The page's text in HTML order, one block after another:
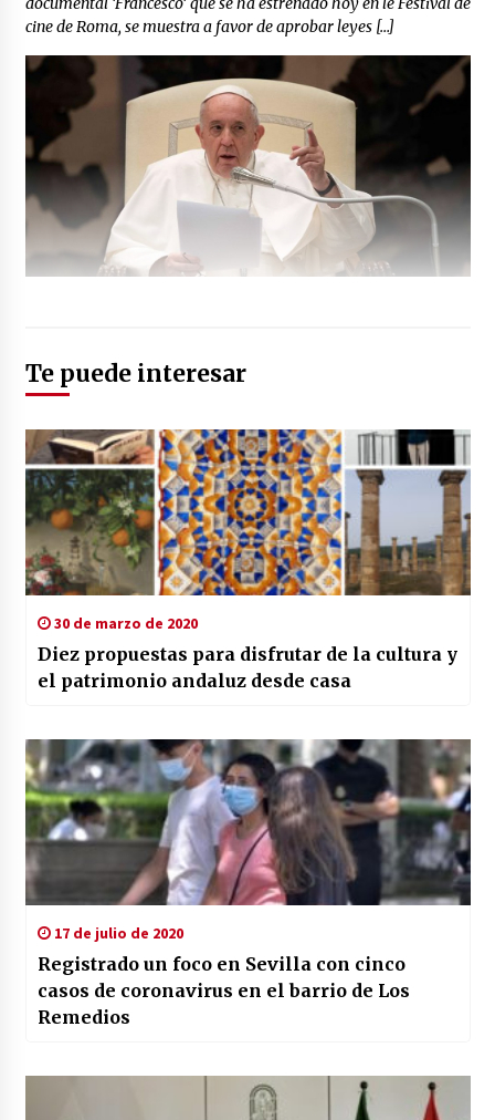
cine de Roma, se muestra a favor de aprobar leyes […]
Te puede interesar
30 de marzo de 2020
Diez propuestas para disfrutar de la cultura y
el patrimonio andaluz desde casa
17 de julio de 2020
Registrado un foco en Sevilla con cinco
casos de coronavirus en el barrio de Los
Remedios